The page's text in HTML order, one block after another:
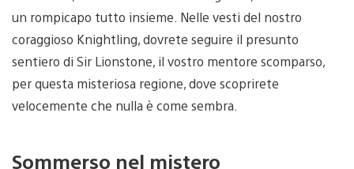
un rompicapo tutto insieme. Nelle vesti del nostro
coraggioso Knightling, dovrete seguire il presunto
sentiero di Sir Lionstone, il vostro mentore scomparso,
per questa misteriosa regione, dove scoprirete
velocemente che nulla è come sembra.
Sommerso nel mistero